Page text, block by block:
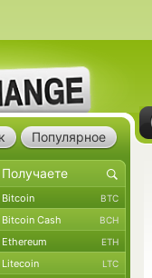
Популярное
Bitcoin BTC
Bitcoin Cash BCH
Ethereum ETH
Litecoin LTC